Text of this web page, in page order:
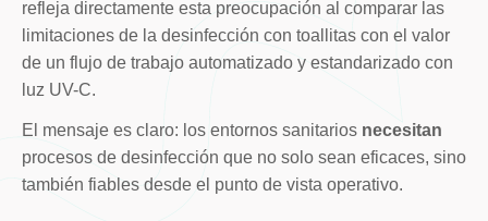
refleja directamente esta preocupación al comparar las
limitaciones de la desinfección con toallitas con el valor
de un flujo de trabajo automatizado y estandarizado con
luz UV-C.
El mensaje es claro: los entornos sanitarios necesitan
procesos de desinfección que no solo sean eficaces, sino
también fiables desde el punto de vista operativo.